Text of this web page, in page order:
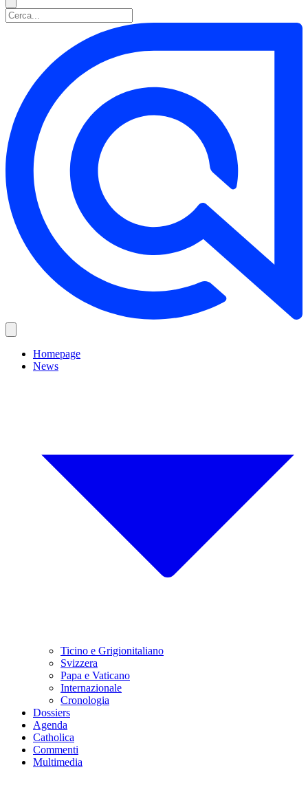
Homepage
News
Ticino e Grigionitaliano
Svizzera
Papa e Vaticano
Internazionale
Cronologia
Dossiers
Agenda
Catholica
Commenti
Multimedia